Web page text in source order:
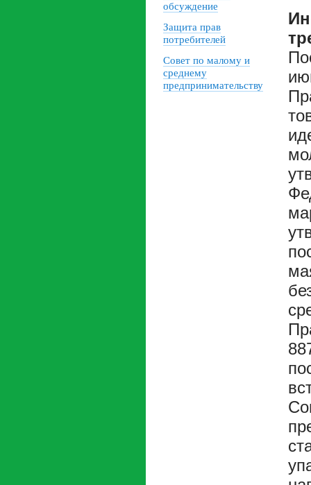
обсуждение
Защита прав
потребителей
Совет по малому и
среднему
предпринимательству